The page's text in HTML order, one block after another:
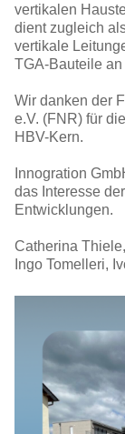
vertikalen
dient zugleich
vertikale
TGA-Bauteile
Wir danken der
e.V. (FNR) für
HBV-Kern.
Innogration
das Interesse
Entwicklungen.
Catherina
Ingo Tomelleri,